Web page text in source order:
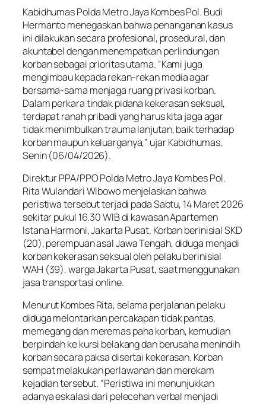
Kabidhumas Polda Metro Jaya Kombes Pol. Budi
Hermanto menegaskan bahwa penanganan kasus
ini dilakukan secara profesional, prosedural, dan
akuntabel dengan menempatkan perlindungan
korban sebagai prioritas utama. “Kami juga
mengimbau kepada rekan-rekan media agar
bersama-sama menjaga ruang privasi korban.
Dalam perkara tindak pidana kekerasan seksual,
terdapat ranah pribadi yang harus kita jaga agar
tidak menimbulkan trauma lanjutan, baik terhadap
korban maupun keluarganya,” ujar Kabidhumas,
Senin (06/04/2026).
Direktur PPA/PPO Polda Metro Jaya Kombes Pol.
Rita Wulandari Wibowo menjelaskan bahwa
peristiwa tersebut terjadi pada Sabtu, 14 Maret 2026
sekitar pukul 16.30 WIB di kawasan Apartemen
Istana Harmoni, Jakarta Pusat. Korban berinisial SKD
(20), perempuan asal Jawa Tengah, diduga menjadi
korban kekerasan seksual oleh pelaku berinisial
WAH (39), warga Jakarta Pusat, saat menggunakan
jasa transportasi online.
Menurut Kombes Rita, selama perjalanan pelaku
diduga melontarkan percakapan tidak pantas,
memegang dan meremas paha korban, kemudian
berpindah ke kursi belakang dan berusaha menindih
korban secara paksa disertai kekerasan. Korban
sempat melakukan perlawanan dan merekam
kejadian tersebut. “Peristiwa ini menunjukkan
adanya eskalasi dari pelecehan verbal menjadi